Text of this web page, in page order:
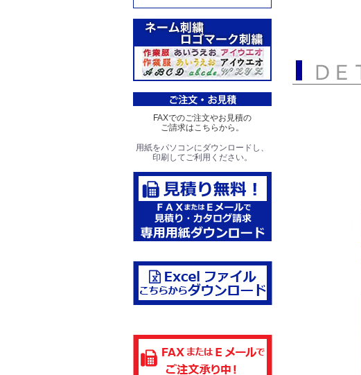
FAXでのご注文やお見積の
ご請求はこちらから。
用紙をパソコンにダウンロードし、
印刷してご利用ください。